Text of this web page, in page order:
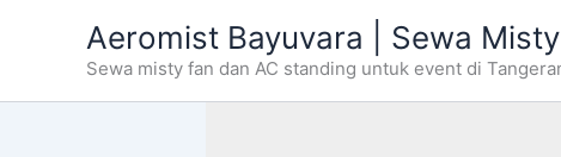
Aeromist Bayuvara | Sewa
Sewa misty fan dan AC standing untuk event di